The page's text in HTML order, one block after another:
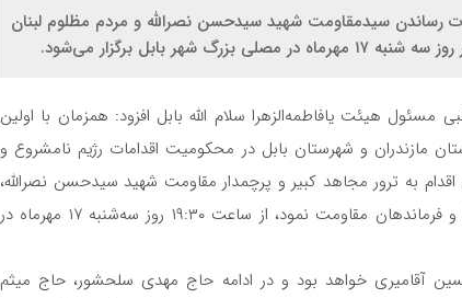
رساندن سیدمقاومت شهید سیدحسن نصرالله و مردم مظلوم لبنان
بابل برگزار می‌شود.
مسئول هیئت یافاطمه‌الزهرا سلام الله بابل افزود: همزمان با اولین
مازندران و شهرستان بابل در محکومیت اقدامات رژیم نامشروع و
به ترور مجاهد کبیر و پرچمدار مقاومت شهید سیدحسن نصرالله،
دبیرکل شهید حزب‌الله لبنان (رضوان ‌الله‌ تعالی علیه) و فرماندهان مقاومت نمود، از ساعت ۱۹:۳۰ روز سه‌شنبه ۱۷ مهرماه در
آقامیری خواهد بود و در ادامه حاج مهدی سلحشور، حاج میثم